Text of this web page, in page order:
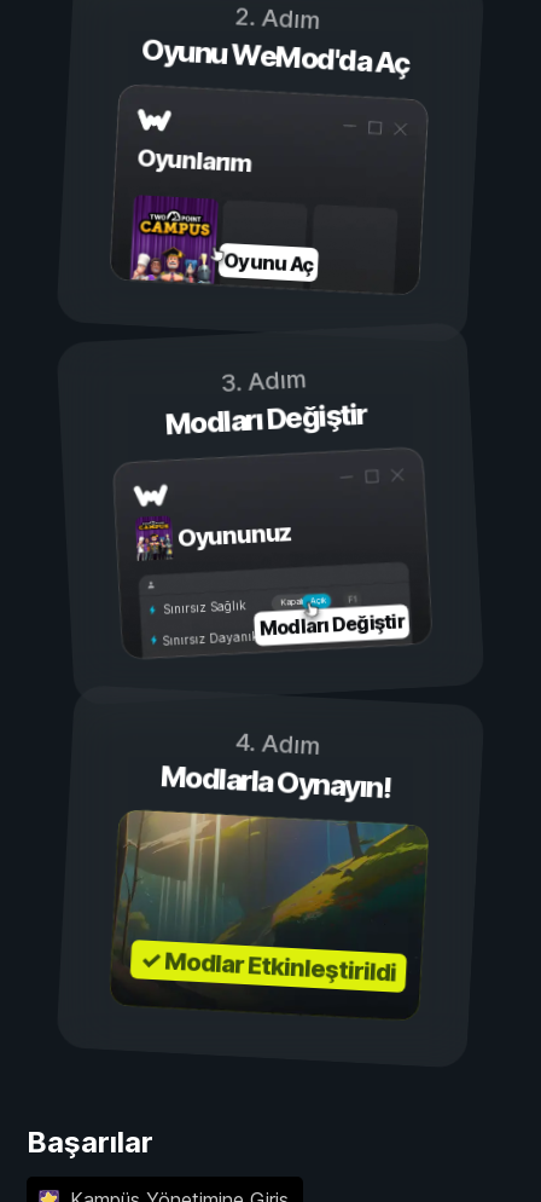
2. Adım
Oyunu WeMod'da Aç
Oyunlarım
Oyunu Aç
3. Adım
Modları Değiştir
Oyununuz
Açık
Kapalı
Sınırsız Sağlık
Sınırsız DayanıklılıkModları Değiştir
4. Adım
Modlarla Oynayın!
✓ Modlar Etkinleştirildi
Başarılar